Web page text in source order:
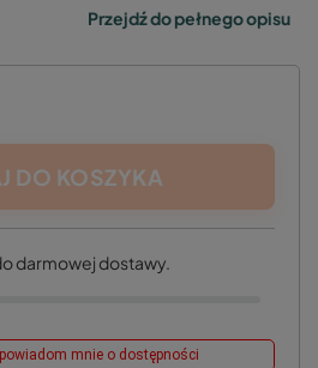
Przejdź do pełnego opisu
DO KOSZYKA
darmowej dostawy.
mnie o dostępności